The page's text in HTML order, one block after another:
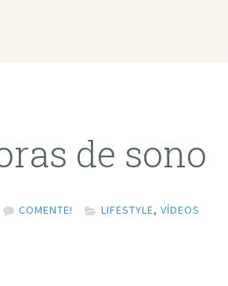
de sono
COMENTE! LIFESTYLE,VÍDEOS